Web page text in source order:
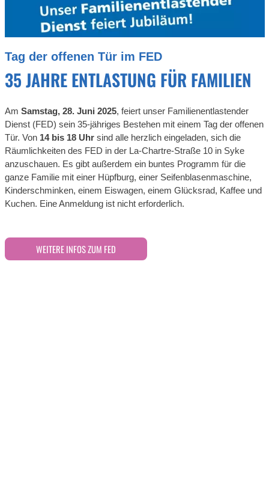
Tag der offenen Tür im FED
35 JAHRE ENTLASTUNG FÜR FAMILIEN
Am Samstag, 28. Juni 2025, feiert unser Familienentlastender
Dienst (FED) sein 35-jähriges Bestehen mit einem Tag der offenen
Tür. Von 14 bis 18 Uhr sind alle herzlich eingeladen, sich die
Räumlichkeiten des FED in der La-Chartre-Straße 10 in Syke
anzuschauen. Es gibt außerdem ein buntes Programm für die
ganze Familie mit einer Hüpfburg, einer Seifenblasenmaschine,
Kinderschminken, einem Eiswagen, einem Glücksrad, Kaffee und
Kuchen. Eine Anmeldung ist nicht erforderlich.
WEITERE INFOS ZUM FED